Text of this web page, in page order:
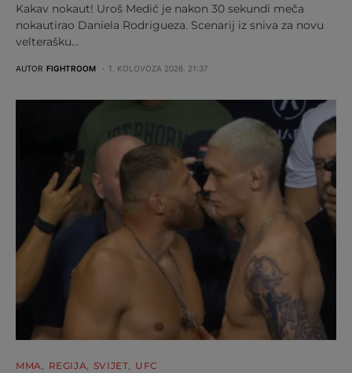
Kakav nokaut! Uroš Medić je nakon 30 sekundi meča
nokautirao Daniela Rodrigueza. Scenarij iz sniva za novu
velterašku…
AUTOR FIGHTROOM 1. KOLOVOZA 2026. 21:37
MMA REGIJA SVIJET UFC